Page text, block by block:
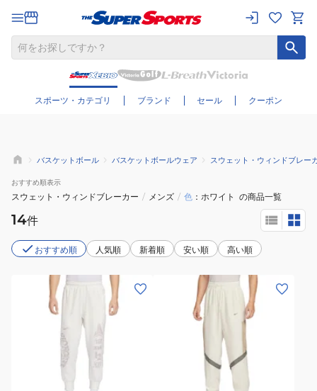
スポーツ・カテゴリ ブランド セール クーポン
さらに絞り込む
バスケットボール バスケットボールウェア スウェット・ウィンドブレー
おすすめ順表示
スウェット・ウィンドブレーカー / メンズ / 色 ホワイト の商品一覧
14件
おすすめ順 人気順 新着順 安い順 高い順